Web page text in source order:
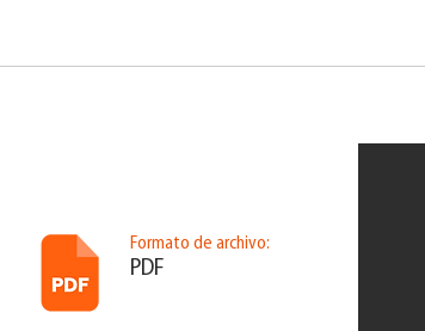
Formato de archivo:
PDF